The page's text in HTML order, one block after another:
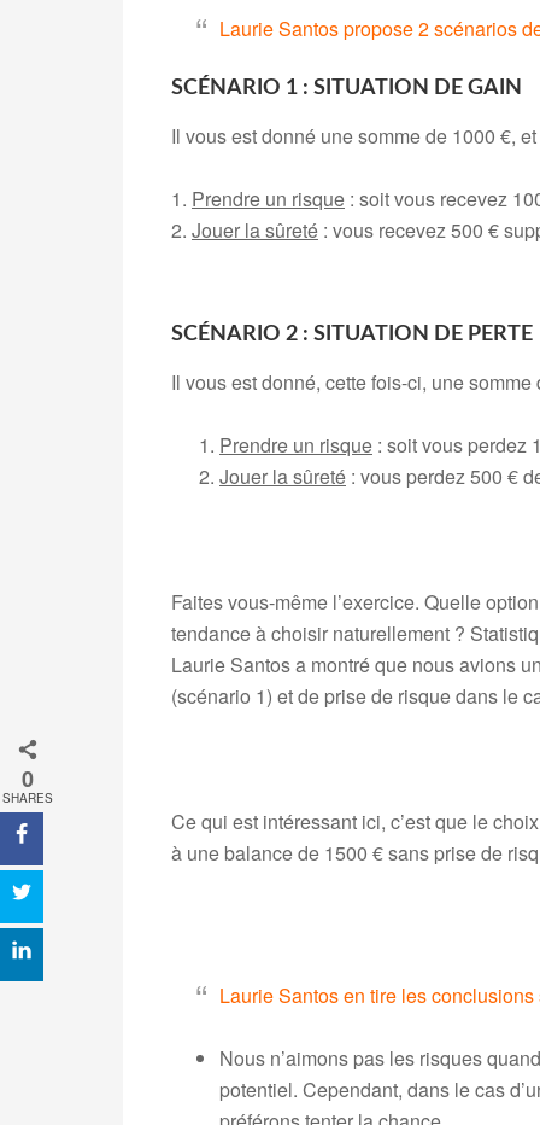
Laurie Santos propose 2 scénarios
SCÉNARIO 1 : SITUATION DE GAIN
Il vous est donné une somme de 1000 €,
1. Prendre un risque : soit vous recevez
2. Jouer la sûreté : vous recevez 500 €
SCÉNARIO 2 : SITUATION DE PERTE
Il vous est donné, cette fois-ci, une
Prendre un risque : soit vous perdez
Jouer la sûreté : vous perdez 500 €
Faites vous-même l’exercice. Quelle
tendance à choisir naturellement ?
Laurie Santos a montré que nous avions
(scénario 1) et de prise de risque dans le
Ce qui est intéressant ici, c’est que le
à une balance de 1500 € sans prise de
Laurie Santos en tire les
Nous n’aimons pas les risques
potentiel. Cependant, dans le cas
0
SHARES